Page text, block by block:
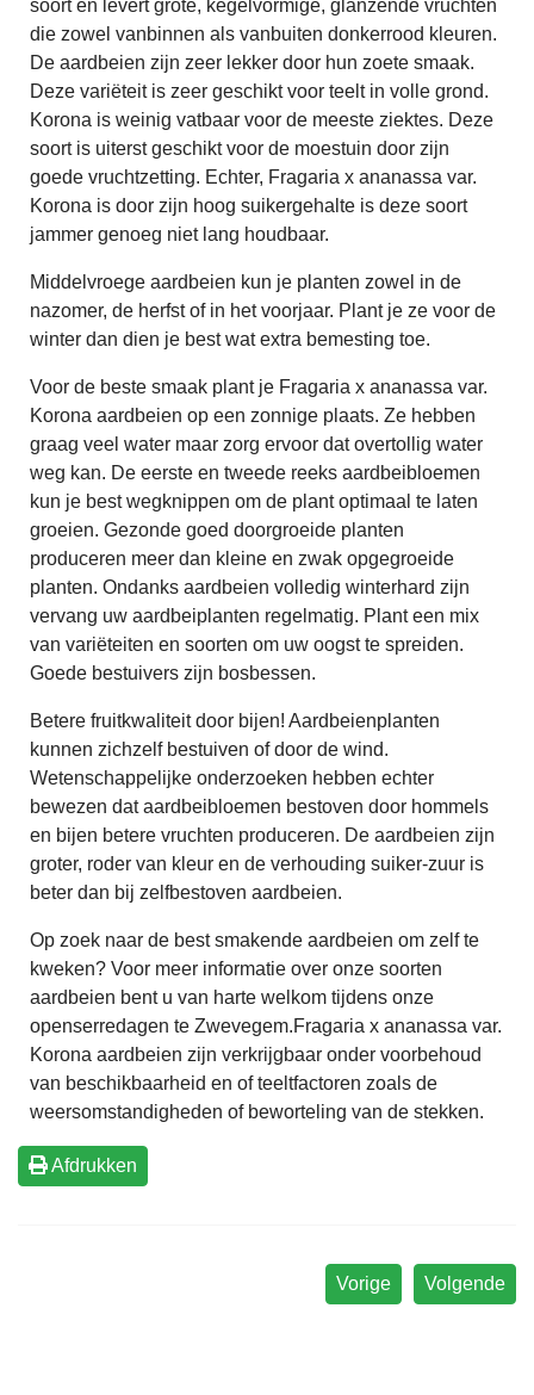
soort en levert grote, kegelvormige, glanzende vruchten
die zowel vanbinnen als vanbuiten donkerrood kleuren.
De aardbeien zijn zeer lekker door hun zoete smaak.
Deze variëteit is zeer geschikt voor teelt in volle grond.
Korona is weinig vatbaar voor de meeste ziektes. Deze
soort is uiterst geschikt voor de moestuin door zijn
goede vruchtzetting. Echter, Fragaria x ananassa var.
Korona is door zijn hoog suikergehalte is deze soort
jammer genoeg niet lang houdbaar.
Middelvroege aardbeien kun je planten zowel in de
nazomer, de herfst of in het voorjaar. Plant je ze voor de
winter dan dien je best wat extra bemesting toe.
Voor de beste smaak plant je Fragaria x ananassa var.
Korona aardbeien op een zonnige plaats. Ze hebben
graag veel water maar zorg ervoor dat overtollig water
weg kan. De eerste en tweede reeks aardbeibloemen
kun je best wegknippen om de plant optimaal te laten
groeien. Gezonde goed doorgroeide planten
produceren meer dan kleine en zwak opgegroeide
planten. Ondanks aardbeien volledig winterhard zijn
vervang uw aardbeiplanten regelmatig. Plant een mix
van variëteiten en soorten om uw oogst te spreiden.
Goede bestuivers zijn bosbessen.
Betere fruitkwaliteit door bijen! Aardbeienplanten
kunnen zichzelf bestuiven of door de wind.
Wetenschappelijke onderzoeken hebben echter
bewezen dat aardbeibloemen bestoven door hommels
en bijen betere vruchten produceren. De aardbeien zijn
groter, roder van kleur en de verhouding suiker-zuur is
beter dan bij zelfbestoven aardbeien.
Op zoek naar de best smakende aardbeien om zelf te
kweken? Voor meer informatie over onze soorten
aardbeien bent u van harte welkom tijdens onze
openserredagen te Zwevegem.Fragaria x ananassa var.
Korona aardbeien zijn verkrijgbaar onder voorbehoud
van beschikbaarheid en of teeltfactoren zoals de
weersomstandigheden of beworteling van de stekken.
Afdrukken
Volgende
Vorige